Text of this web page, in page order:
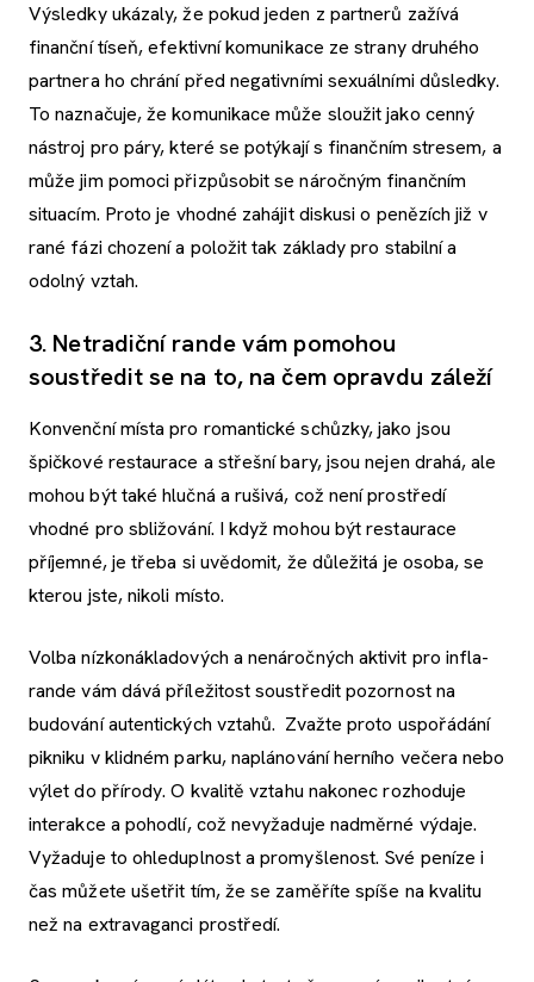
Výsledky ukázaly, že pokud jeden z partnerů zažívá
finanční tíseň, efektivní komunikace ze strany druhého
partnera ho chrání před negativními sexuálními důsledky.
To naznačuje, že komunikace může sloužit jako cenný
nástroj pro páry, které se potýkají s finančním stresem, a
může jim pomoci přizpůsobit se náročným finančním
situacím. Proto je vhodné zahájit diskusi o penězích již v
rané fázi chození a položit tak základy pro stabilní a
odolný vztah.
3. Netradiční rande vám pomohou
soustředit se na to, na čem opravdu záleží
Konvenční místa pro romantické schůzky, jako jsou
špičkové restaurace a střešní bary, jsou nejen drahá, ale
mohou být také hlučná a rušivá, což není prostředí
vhodné pro sbližování. I když mohou být restaurace
příjemné, je třeba si uvědomit, že důležitá je osoba, se
kterou jste, nikoli místo.
Volba nízkonákladových a nenáročných aktivit pro infla-
rande vám dává příležitost soustředit pozornost na
budování autentických vztahů. Zvažte proto uspořádání
pikniku v klidném parku, naplánování herního večera nebo
výlet do přírody. O kvalitě vztahu nakonec rozhoduje
interakce a pohodlí, což nevyžaduje nadměrné výdaje.
Vyžaduje to ohleduplnost a promyšlenost. Své peníze i
čas můžete ušetřit tím, že se zaměříte spíše na kvalitu
než na extravaganci prostředí.